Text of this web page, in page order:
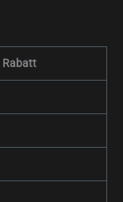
Rabatt